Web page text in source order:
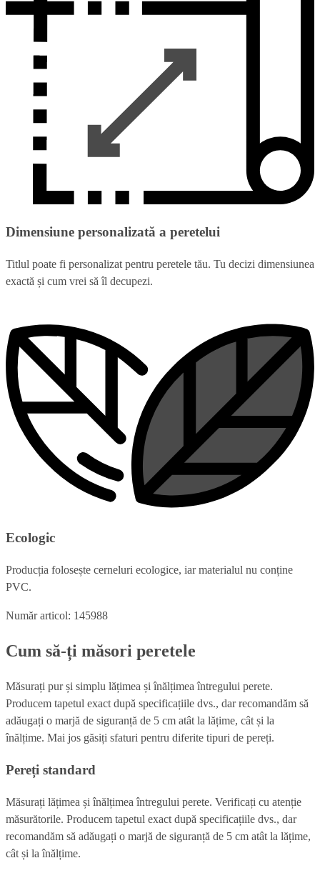
Dimensiune personalizată a peretelui
Titlul poate fi personalizat pentru peretele tău. Tu decizi dimensiunea
exactă și cum vrei să îl decupezi.
Ecologic
Producția folosește cerneluri ecologice, iar materialul nu conține
PVC.
Număr articol: 145988
Cum să-ți măsori peretele
Măsurați pur și simplu lățimea și înălțimea întregului perete.
Producem tapetul exact după specificațiile dvs., dar recomandăm să
adăugați o marjă de siguranță de 5 cm atât la lățime, cât și la
înălțime. Mai jos găsiți sfaturi pentru diferite tipuri de pereți.
Pereți standard
Măsurați lățimea și înălțimea întregului perete. Verificați cu atenție
măsurătorile. Producem tapetul exact după specificațiile dvs., dar
recomandăm să adăugați o marjă de siguranță de 5 cm atât la lățime,
cât și la înălțime.